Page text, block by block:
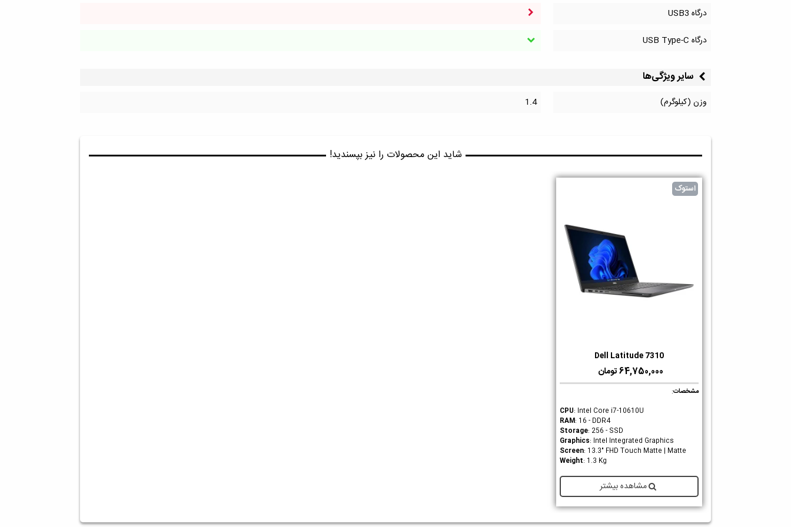
درگاه‌ USB3
درگاه‌ USB Type-C
سایر ویژگی‌ها
وزن (کیلوگرم) 1.4
شاید این محصولات را نیز بپسندید!
استوک
دوست داشتن
Dell Latitude 7310
64,750,000 تومان
مشخصات:
CPU: Intel Core i7-10610U
RAM: 16 - DDR4
Storage: 256 - SSD
Graphics: Intel Integrated Graphics
Screen: 13.3" FHD Touch Matte | Matte
Weight: 1.3 Kg
مشاهده بیشتر